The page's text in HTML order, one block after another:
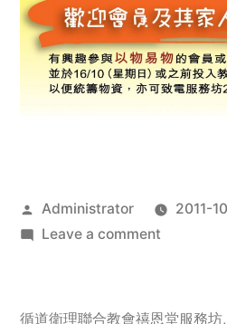
Posted
by
Administrator 2011-
Leave a commenton
服
循道衛理聯合教會禧恩堂服務坊,